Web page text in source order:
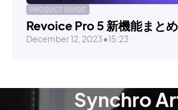
PRODUCT GUIDE
Revoice Pro 5 新機能まとめ
December 12, 2023•15:23
Synchro